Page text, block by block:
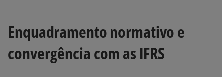
Enquadramento normativo e
convergência com as IFRS